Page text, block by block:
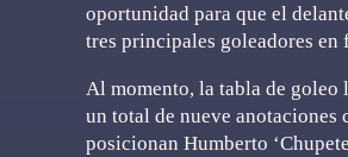
oportunidad para que el
tres principales goleadores
Al momento, la tabla de
un total de nueve anotaciones
posicionan Humberto